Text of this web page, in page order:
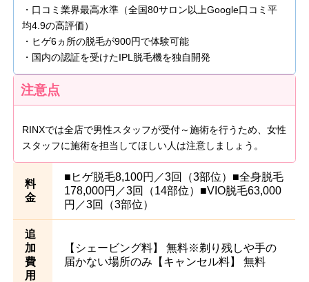
・口コミ業界最高水準（全国80サロン以上Google口コミ平
均4.9の高評価）
・ヒゲ6ヵ所の脱毛が900円で体験可能
・国内の認証を受けたIPL脱毛機を独自開発
注意点
RINXでは全店で男性スタッフが受付～施術を行うため、女性
スタッフに施術を担当してほしい人は注意しましょう。
料
金
■ヒゲ脱毛8,100円／3回（3部位）■全身脱毛
178,000円／3回（14部位）■VIO脱毛63,000
円／3回（3部位）
追
加
費
用
【シェービング料】 無料※剃り残しや手の
届かない場所のみ【キャンセル料】 無料